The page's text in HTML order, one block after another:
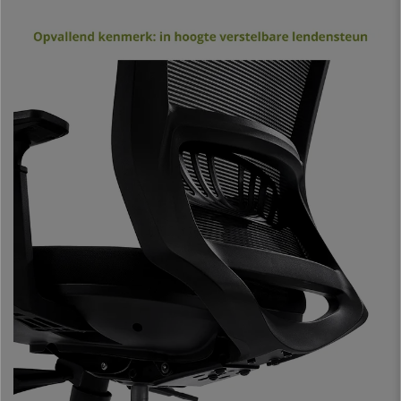
ELITEis erg ruim opgezet in hoogte en breedte, zodat de stoel de gehele
rug en de schouders goed bedekt.
De stoel beschikt over eeengesynchroniseerd kantelmechanisme,
met 3 vergrendelingsposities
, een zeer praktisch systeem waarmee u
de stoel achterover kunt kantelen en vast kunt zetten in de positie die u
wilt. U kunt de weerstand ervan regelen en naar wens instellen.
De zitting met vulling van hoge dichtheid en afgeronde hoeken
zeer comfortabel en aangenaam in het gebruik. De vormen en het
materiaal verlichten de druk en bevorderen de bloedcirculatie. In feite is dit
een stoel die geschikt is voor
intensief professioneel gebruik van 8
. Bovendien is het vanwege de afmetingen een geschikte
stoel voor alle soorten gebruikers, inclusief lange mensen.
Armleuningen met hoogteverstelling
konden hier niet ontbreken. Ze
hebben zachte rubberen kussentjes aan de bovenkant voor meer
comfort. De
hoofdsteun is in hoogte en hoek verstelbaar
perfecte positie vinden is hierdoor zeer gemakkelijk.